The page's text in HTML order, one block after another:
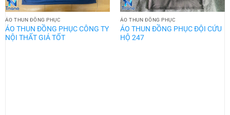
ÁO THUN ĐỒNG PHỤC
ÁO THUN ĐỒNG PHỤC CÔNG TY
NỘI THẤT GIÁ TỐT
ÁO THUN ĐỒNG PHỤC
ÁO THUN ĐỒNG PHỤC ĐỘI CỨU
HỘ 247